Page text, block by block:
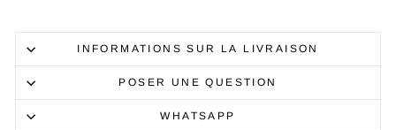
INFORMATIONS SUR LA LIVRAISON
POSER UNE QUESTION
WHATSAPP